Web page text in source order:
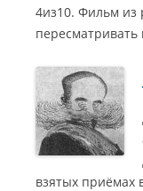
4из10. Фильм из
пересматривать
взятых